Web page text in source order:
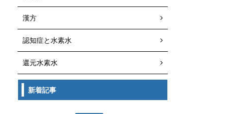
漢方
認知症と水素水
還元水素水
新着記事